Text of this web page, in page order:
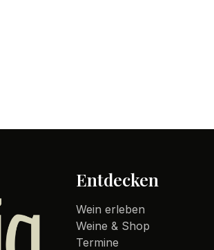
Entdecken
Wein erleben
Weine & Shop
Termine